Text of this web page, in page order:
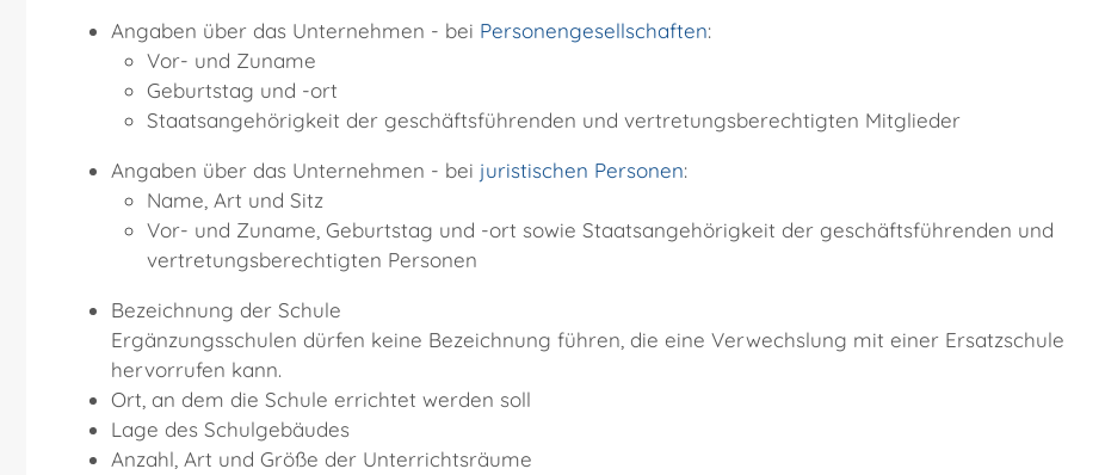
Angaben über das Unternehmen - bei Personengesellschaften:
Vor- und Zuname
Geburtstag und -ort
Staatsangehörigkeit der geschäftsführenden und vertretungsberechtigten Mitglieder
Angaben über das Unternehmen - bei juristischen Personen:
Name, Art und Sitz
Vor- und Zuname, Geburtstag und -ort sowie Staatsangehörigkeit der geschäftsführenden und
vertretungsberechtigten Personen
Bezeichnung der Schule
Ergänzungsschulen dürfen keine Bezeichnung führen, die eine Verwechslung mit einer Ersatzschule
hervorrufen kann.
Ort, an dem die Schule errichtet werden soll
Lage des Schulgebäudes
Anzahl, Art und Größe der Unterrichtsräume